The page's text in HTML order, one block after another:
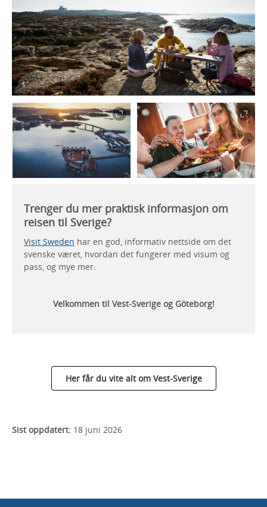
Trenger du mer praktisk informasjon om
reisen til Sverige?
Visit Sweden har en god, informativ nettside om det
svenske været, hvordan det fungerer med visum og
pass, og mye mer.
Velkommen til Vest-Sverige og Göteborg!
Her får du vite alt om Vest-Sverige
Sist oppdatert: 18 juni 2026